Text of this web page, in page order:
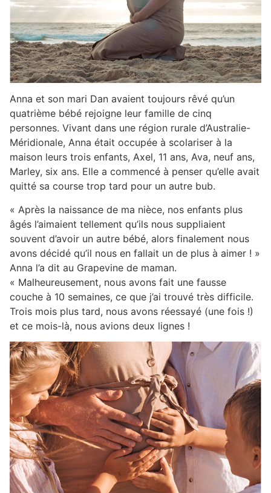
Anna et son mari Dan avaient toujours rêvé qu’un
quatrième bébé rejoigne leur famille de cinq
personnes. Vivant dans une région rurale d’Australie-
Méridionale, Anna était occupée à scolariser à la
maison leurs trois enfants, Axel, 11 ans, Ava, neuf ans,
Marley, six ans. Elle a commencé à penser qu’elle avait
quitté sa course trop tard pour un autre bub.
« Après la naissance de ma nièce, nos enfants plus
âgés l’aimaient tellement qu’ils nous suppliaient
souvent d’avoir un autre bébé, alors finalement nous
avons décidé qu’il nous en fallait un de plus à aimer ! »
Anna l’a dit au Grapevine de maman.
« Malheureusement, nous avons fait une fausse
couche à 10 semaines, ce que j’ai trouvé très difficile.
Trois mois plus tard, nous avons réessayé (une fois !)
et ce mois-là, nous avions deux lignes !